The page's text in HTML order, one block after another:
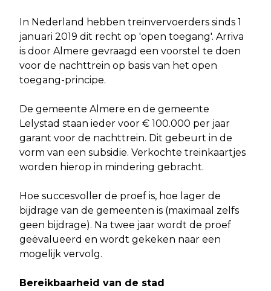
In Nederland hebben treinvervoerders sinds 1
januari 2019 dit recht op 'open toegang'. Arriva
is door Almere gevraagd een voorstel te doen
voor de nachttrein op basis van het open
toegang-principe.
De gemeente Almere en de gemeente
Lelystad staan ieder voor € 100.000 per jaar
garant voor de nachttrein. Dit gebeurt in de
vorm van een subsidie. Verkochte treinkaartjes
worden hierop in mindering gebracht.
Hoe succesvoller de proef is, hoe lager de
bijdrage van de gemeenten is (maximaal zelfs
geen bijdrage). Na twee jaar wordt de proef
geëvalueerd en wordt gekeken naar een
mogelijk vervolg.
Bereikbaarheid van de stad